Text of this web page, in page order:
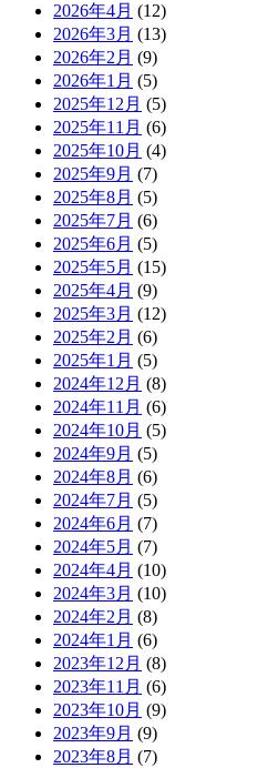
2026年4月 (12)
2026年3月 (13)
2026年2月 (9)
2026年1月 (5)
2025年12月 (5)
2025年11月 (6)
2025年10月 (4)
2025年9月 (7)
2025年8月 (5)
2025年7月 (6)
2025年6月 (5)
2025年5月 (15)
2025年4月 (9)
2025年3月 (12)
2025年2月 (6)
2025年1月 (5)
2024年12月 (8)
2024年11月 (6)
2024年10月 (5)
2024年9月 (5)
2024年8月 (6)
2024年7月 (5)
2024年6月 (7)
2024年5月 (7)
2024年4月 (10)
2024年3月 (10)
2024年2月 (8)
2024年1月 (6)
2023年12月 (8)
2023年11月 (6)
2023年10月 (9)
2023年9月 (9)
2023年8月 (7)